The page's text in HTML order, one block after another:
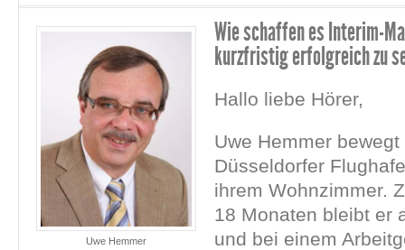
Uwe Hemmer
Wie schaffen es Interim-
kurzfristig erfolgreich zu
Hallo liebe Hörer,
Uwe Hemmer
Düsseldorfer
ihrem Wohnzimmer.
18 Monaten bleibt er
und bei einem